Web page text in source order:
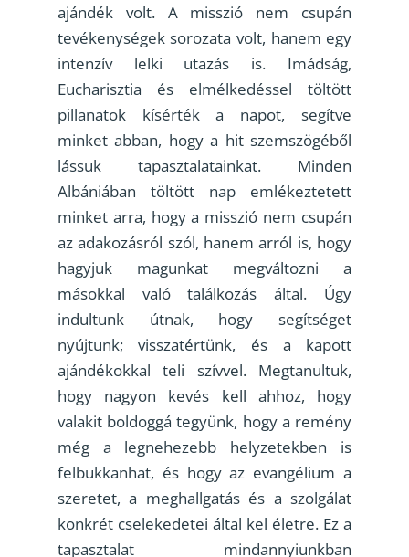
ajándék volt. A misszió nem csupán
tevékenységek sorozata volt, hanem egy
intenzív lelki utazás is. Imádság,
Eucharisztia és elmélkedéssel töltött
pillanatok kísérték a napot, segítve
minket abban, hogy a hit szemszögéből
lássuk tapasztalatainkat. Minden
Albániában töltött nap emlékeztetett
minket arra, hogy a misszió nem csupán
az adakozásról szól, hanem arról is, hogy
hagyjuk magunkat megváltozni a
másokkal való találkozás által. Úgy
indultunk útnak, hogy segítséget
nyújtunk; visszatértünk, és a kapott
ajándékokkal teli szívvel. Megtanultuk,
hogy nagyon kevés kell ahhoz, hogy
valakit boldoggá tegyünk, hogy a remény
még a legnehezebb helyzetekben is
felbukkanhat, és hogy az evangélium a
szeretet, a meghallgatás és a szolgálat
konkrét cselekedetei által kel életre. Ez a
tapasztalat mindannyiunkban